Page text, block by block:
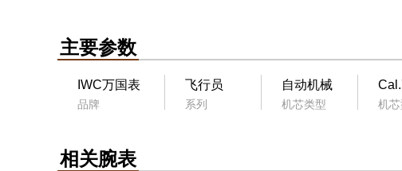
主要参数
IWC万国表
品牌
飞行员
系列
自动机械
机芯类型 机
相关腕表